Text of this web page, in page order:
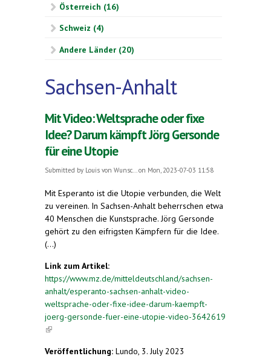
Österreich (16)
Schweiz (4)
Andere Länder (20)
Sachsen-Anhalt
Mit Video: Weltsprache oder fixe
Idee? Darum kämpft Jörg Gersonde
für eine Utopie
Submitted by Louis von Wunsc...on Mon, 2023-07-03 11:58
Mit Esperanto ist die Utopie verbunden, die Welt
zu vereinen. In Sachsen-Anhalt beherrschen etwa
40 Menschen die Kunstsprache. Jörg Gersonde
gehört zu den eifrigsten Kämpfern für die Idee.
(...)
Link zum Artikel:
https://www.mz.de/mitteldeutschland/sachsen-
anhalt/esperanto-sachsen-anhalt-video-
weltsprache-oder-fixe-idee-darum-kaempft-
joerg-gersonde-fuer-eine-utopie-video-3642619
(link is external)
Veröffentlichung: Lundo, 3. July 2023